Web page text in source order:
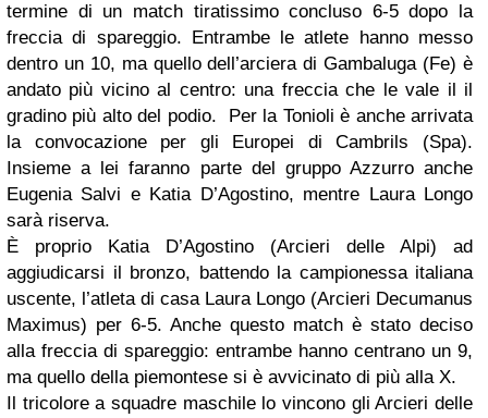
termine di un match tiratissimo concluso 6-5 dopo la
freccia di spareggio. Entrambe le atlete hanno messo
dentro un 10, ma quello dell’arciera di Gambaluga (Fe) è
andato più vicino al centro: una freccia che le vale il il
gradino più alto del podio. Per la Tonioli è anche arrivata
la convocazione per gli Europei di Cambrils (Spa).
Insieme a lei faranno parte del gruppo Azzurro anche
Eugenia Salvi e Katia D’Agostino, mentre Laura Longo
sarà riserva.
È proprio Katia D’Agostino (Arcieri delle Alpi) ad
aggiudicarsi il bronzo, battendo la campionessa italiana
uscente, l’atleta di casa Laura Longo (Arcieri Decumanus
Maximus) per 6-5. Anche questo match è stato deciso
alla freccia di spareggio: entrambe hanno centrano un 9,
ma quello della piemontese si è avvicinato di più alla X.
Il tricolore a squadre maschile lo vincono gli Arcieri delle